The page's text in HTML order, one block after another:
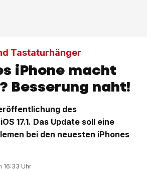
Tastaturhänger
iPhone macht
Besserung naht!
des
17.1. Das Update soll eine
bei den neuesten iPhones
16:33 Uhr